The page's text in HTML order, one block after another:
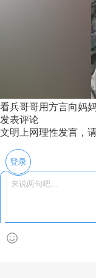
看兵哥哥用方言向妈
发表评论
文明上网理性发言，
登录